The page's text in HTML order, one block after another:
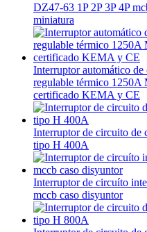
DZ47-63 1P 2P 3P 4P
miniatura
Interruptor automático
regulable térmico 1250A
certificado KEMA y CE
Interruptor de circuito de
tipo H 400A
Interruptor de circuíto
mccb caso disyuntor